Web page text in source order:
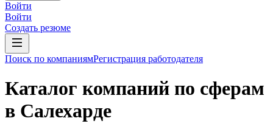
Войти
Войти
Создать резюме
Поиск по компаниямРегистрация работодателя
Каталог компаний по сферам
в Салехарде